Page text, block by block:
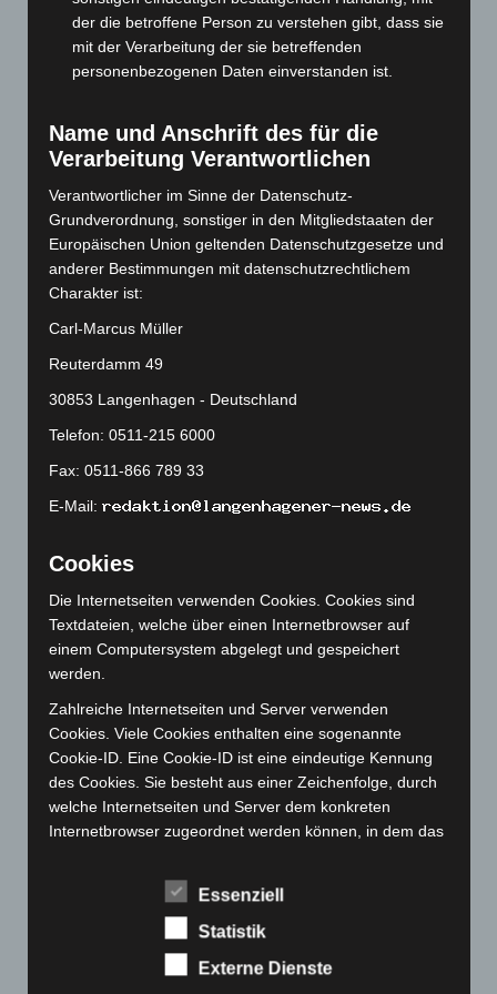
Februar 2024
(103)
Januar 2024 (111)
Dezember 2023(130)
Oktober 2023(114)
August 2023(134)
Juli 2023(118)
Juni 2023 (142)
Februar 2023
(154)
Januar 2023(140)
Dezember 2022 (130)
November 2022(167)
Juli 2022(133)
Juni 2022
Mai 2022(177)
März 2022(221)
Februar 2022(189)
(204)
(215)
(171)
(180)
der die betroffene Person zu verstehen gibt, dass sie
mit der Verarbeitung der sie betreffenden
personenbezogenen Daten einverstanden ist.
Name und Anschrift des für die
Verarbeitung Verantwortlichen
Verantwortlicher im Sinne der Datenschutz-
Grundverordnung, sonstiger in den Mitgliedstaaten der
Europäischen Union geltenden Datenschutzgesetze und
anderer Bestimmungen mit datenschutzrechtlichem
Charakter ist:
Carl-Marcus Müller
Reuterdamm 49
30853 Langenhagen - Deutschland
Telefon: 0511-215 6000
Fax: 0511-866 789 33
E-Mail:
Cookies
Die Internetseiten verwenden Cookies. Cookies sind
Textdateien, welche über einen Internetbrowser auf
einem Computersystem abgelegt und gespeichert
werden.
Zahlreiche Internetseiten und Server verwenden
Cookies. Viele Cookies enthalten eine sogenannte
Cookie-ID. Eine Cookie-ID ist eine eindeutige Kennung
des Cookies. Sie besteht aus einer Zeichenfolge, durch
welche Internetseiten und Server dem konkreten
Internetbrowser zugeordnet werden können, in dem das
besuchten Internetseiten und Servern, den individuellen
Browser der betroffenen Person von anderen
Internetbrowsern, die andere Cookies enthalten, zu
unterscheiden. Ein bestimmter Internetbrowser kann
über die eindeutige Cookie-ID wiedererkannt und
Essenziell
Statistik
Externe Dienste